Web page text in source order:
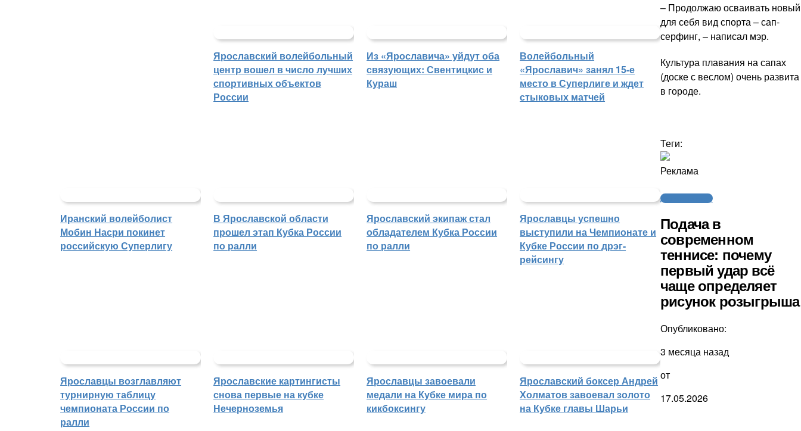
Ярославский волейбольный
центр вошел в число лучших
спортивных объектов
России
Из «Ярославича» уйдут оба
связующих: Свентицкис и
Кураш
Волейбольный
«Ярославич» занял 15-е
место в Суперлиге и ждет
стыковых матчей
Иранский волейболист
Мобин Насри покинет
российскую Суперлигу
В Ярославской области
прошел этап Кубка России
по ралли
Ярославский экипаж стал
обладателем Кубка России
по ралли
Ярославцы успешно
выступили на Чемпионате и
Кубке России по дрэг-
рейсингу
Ярославцы возглавляют
турнирную таблицу
чемпионата России по
ралли
Ярославские картингисты
снова первые на кубке
Нечерноземья
Ярославцы завоевали
медали на Кубке мира по
кикбоксингу
Ярославский боксер Андрей
Холматов завоевал золото
на Кубке главы Шарьи
– Продолжаю осваивать новый
для себя вид спорта – сап-
серфинг, – написал мэр.
Культура плавания на сапах
(доске с веслом) очень развита
в городе.
Теги:
Реклама
Другие новости
Подача в
современном
теннисе: почему
первый удар всё
чаще определяет
рисунок розыгрыша
Опубликовано:
3 месяца назад
от
17.05.2026